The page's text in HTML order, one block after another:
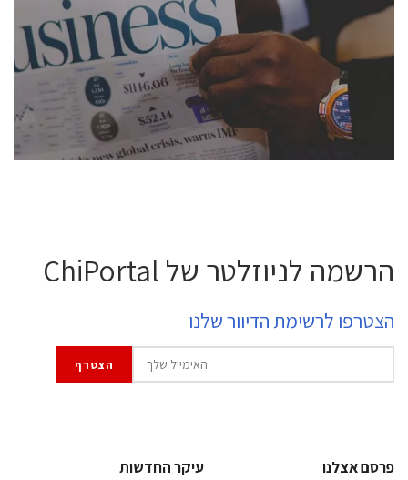
conference is intended for everyone involved in the
semiconductor industry, including engineers,
professional experts, and senior executives.
לחץ לפרטים
הרשמה לניוזלטר של ChiPortal
הצטרפו לרשימת הדיוור שלנו
פרסם אצלנו
עיקר החדשות